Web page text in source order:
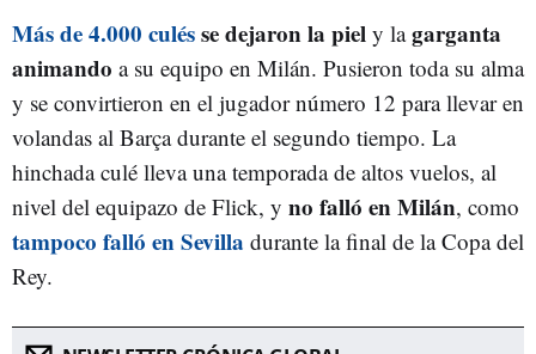
Más de 4.000 culésse dejaron la piel y lagarganta
animando a su equipo en Milán. Pusieron toda su alma
y se convirtieron en el jugador número 12 para llevar en
volandas al Barça durante el segundo tiempo. La
hinchada culé lleva una temporada de altos vuelos, al
nivel del equipazo de Flick, y no falló en Milán, como
tampoco falló en Sevilla durante la final de la Copa del
Rey.